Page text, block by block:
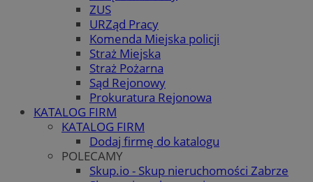
ZUS
URZąd Pracy
Komenda Miejska policji
Straż Miejska
Straż Pożarna
Sąd Rejonowy
Prokuratura Rejonowa
KATALOG FIRM
KATALOG FIRM
Dodaj firmę do katalogu
POLECAMY
Skup.io - Skup nieruchomości Zabrze